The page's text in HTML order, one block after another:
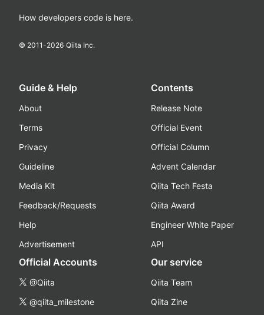
How developers code is here.
© 2011-2026 Qiita Inc.
Guide & Help
About
Terms
Privacy
Guideline
Media Kit
Feedback/Requests
Help
Advertisement
Contents
Release Note
Official Event
Official Column
Advent Calendar
Qiita Tech Festa
Qiita Award
Engineer White Paper
API
Official Accounts
@Qiita
@qiita_milestone
Our service
Qiita Team
Qiita Zine